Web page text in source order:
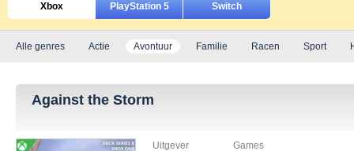
Xbox PlayStation 5 Switch
Alle genres Actie Avontuur Familie Racen Sport
Against the Storm
Uitgever
Games